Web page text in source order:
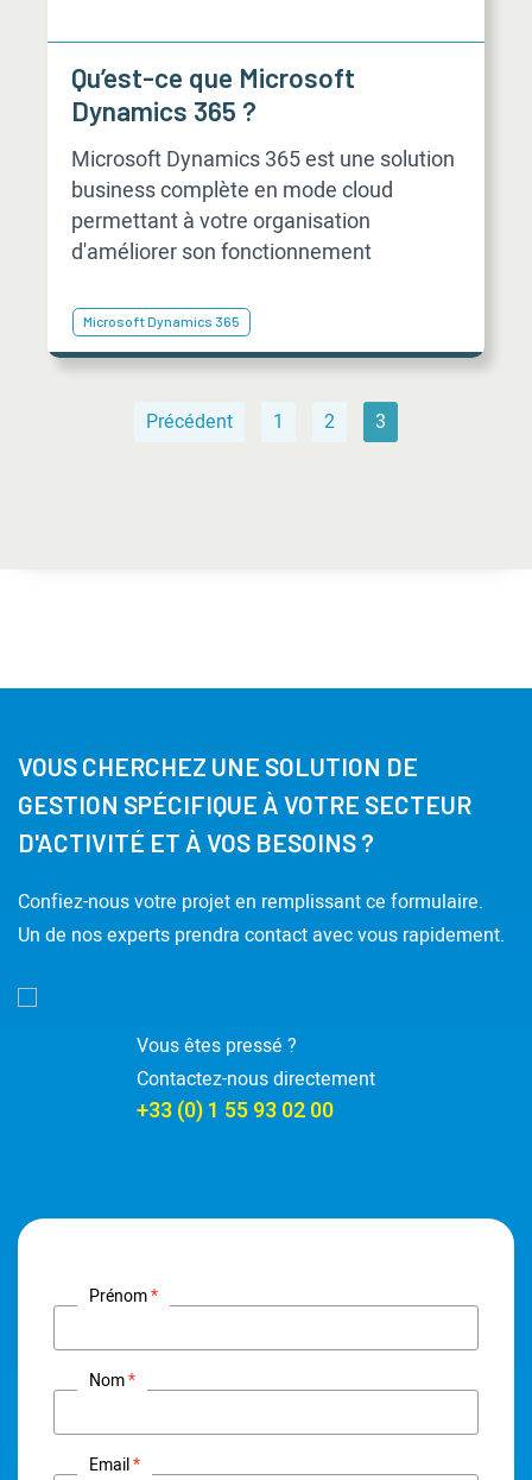
Qu’est-ce que Microsoft
Dynamics 365 ?
Microsoft Dynamics 365 est une solution
business complète en mode cloud
permettant à votre organisation
d'améliorer son fonctionnement
Microsoft Dynamics 365
Précédent 1 2 3
VOUS CHERCHEZ UNE SOLUTION DE
GESTION SPÉCIFIQUE À VOTRE SECTEUR
D'ACTIVITÉ ET À VOS BESOINS ?
Confiez-nous votre projet en remplissant ce formulaire.
Un de nos experts prendra contact avec vous rapidement.
Vous êtes pressé ?
Contactez-nous directement
+33 (0) 1 55 93 02 00
Prénom
Nom
Email